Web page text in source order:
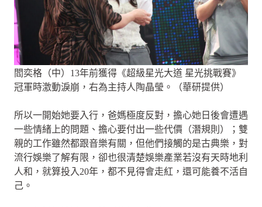
閻奕格（中）13年前獲得《超級星光大道 星光挑戰賽》
冠軍時激動淚崩，右為主持人陶晶瑩。（華研提供）
所以一開始她要入行，爸媽極度反對，擔心她日後會遭遇
一些情緒上的問題、擔心要付出一些代價（潛規則）；雙
親的工作雖然都跟音樂有關，但他們接觸的是古典樂，對
流行娛樂了解有限，卻也很清楚娛樂產業若沒有天時地利
人和，就算投入20年，都不見得會走紅，還可能養不活自
己。